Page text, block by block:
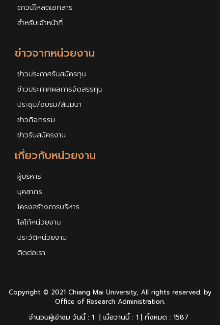
เกี่ยวกับหน่วยงาน
ผู้บริหาร
บุคลากร
โครงสร้างการบริหาร
โลโก้หน่วยงาน
ประวัติหน่วยงาน
ติดต่อเรา
ข่าวจากหน่วยงาน
ข่าวประกาศรับสมัครทุน
ข่าวประกาศผลการจัดสรรทุน
ประชุม/อบรม/สัมมนา
ข่าวกิจกรรม
ข่าวรับสมัครงาน
ดาวน์โหลดเอกสาร
สำหรับเจ้าหน้าที่
Copyright © 2021 Chiang Mai University, All rights reserved. by
Office of Research Administration.
จำนวนผู้เข้าชม วันนี้ : 1 | เมื่อวานนี้ : 1 | ทั้งหมด : 1587